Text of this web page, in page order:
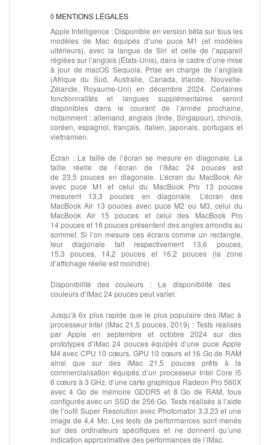
◊ MENTIONS LÉGALES
Apple Intelligence : Disponible en version bêta sur tous les
modèles de Mac équipés d’une puce M1 (et modèles
ultérieurs), avec la langue de Siri et celle de l’appareil
réglées sur l’anglais (États‑Unis), dans le cadre d’une mise
à jour de macOS Sequoia. Prise en charge de l’anglais
(Afrique du Sud, Australie, Canada, Irlande, Nouvelle-
Zélande, Royaume-Uni) en décembre 2024. Certaines
fonctionnalités et langues supplé­mentaires seront
disponibles dans le courant de l’année prochaine,
notamment : allemand, anglais (Inde, Singapour), chinois,
coréen, espagnol, français, italien, japonais, portugais et
vietnamien.
Écran :La taille de l’écran se mesure en diagonale. La
taille réelle de l’écran de l’iMac 24 pouces est
de 23,5 pouces en diagonale. L’écran du MacBook Air
avec puce M1 et celui du MacBook Pro 13 pouces
mesurent 13,3 pouces en diagonale. L’écran des
MacBook Air 13 pouces avec puce M2 ou M3, celui du
MacBook Air 15 pouces et celui des MacBook Pro
14 pouces et 16 pouces présentent des angles arrondis au
sommet. Si l’on mesure ces écrans comme un rectangle,
leur diagonale fait respectivement 13,6 pouces,
15,3 pouces, 14,2 pouces et 16,2 pouces (la zone
d’affichage réelle est moindre).
Disponibilité des couleurs :La disponibilité des
couleurs d’iMac 24 pouces peut varier.
Jusqu’à 6x plus rapide que le plus populaire des iMac à
processeur Intel (iMac 21,5 pouces, 2019) : Tests réalisés
par Apple en septembre et octobre 2024 sur des
prototypes d’iMac 24 pouces équipés d’une puce Apple
M4 avec CPU 10 cœurs, GPU 10 cœurs et 16 Go de RAM
ainsi que sur des iMac 21,5 pouces prêts à la
commercialisation équipés d’un processeur Intel Core i5
6 cœurs à 3 GHz, d’une carte graphique Radeon Pro 560X
avec 4 Go de mémoire GDDR5 et 8 Go de RAM, tous
configurés avec un SSD de 256 Go. Tests réalisés à l’aide
de l’outil Super Resolution avec Photomator 3.3.23 et une
image de 4,4 Mo. Les tests de performances sont menés
sur des ordinateurs spécifiques et ne donnent qu’une
indication approximative des performances de l’iMac.